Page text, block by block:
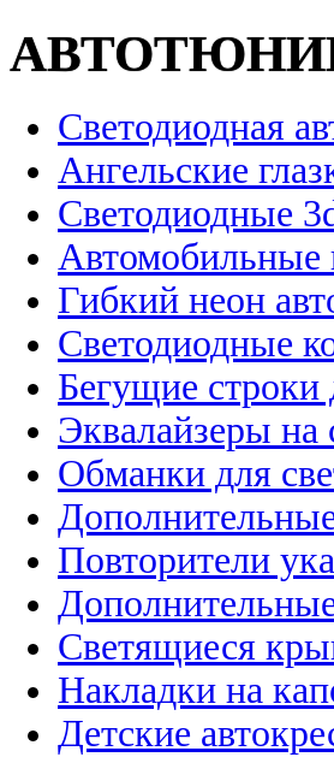
Светодиодная
Ангельские
Светодиодные
Автомобильные
Гибкий неон
Светодиодные
Бегущие строки
Эквалайзеры на
Обманки для
Повторители
Светящиеся
Накладки на
Детские